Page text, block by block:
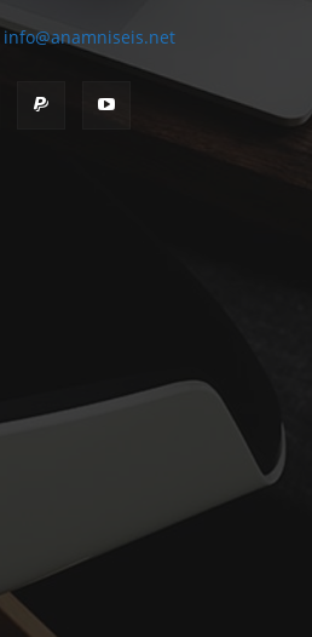
info@anamniseis.net